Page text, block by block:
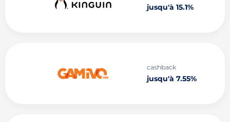
jusqu'à 15.1%
cashback
jusqu'à 7.55%